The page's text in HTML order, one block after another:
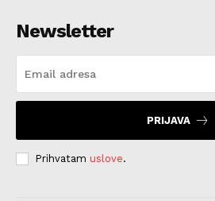
Newsletter
PRIJAVA
Prihvatam uslove.